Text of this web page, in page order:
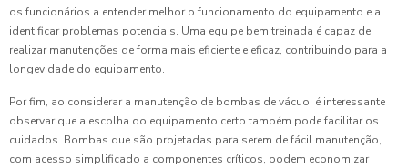
os funcionários a entender melhor o funcionamento do equipamento e a
identificar problemas potenciais. Uma equipe bem treinada é capaz de
realizar manutenções de forma mais eficiente e eficaz, contribuindo para a
longevidade do equipamento.
Por fim, ao considerar a manutenção de bombas de vácuo, é interessante
observar que a escolha do equipamento certo também pode facilitar os
cuidados. Bombas que são projetadas para serem de fácil manutenção,
com acesso simplificado a componentes críticos, podem economizar